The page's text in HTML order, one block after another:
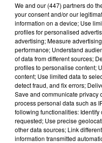
Prénom*
Email*
We and our (447) partnersdo
your consent and/or our
information on a device; Use
profiles for personalised
advertising; Measure
performance; Understand
of data from different sources;
profiles to personalise content;
content; Use limited data to
detect fraud, and fix errors;
Save and communicate privacy
process personal data such as
following functionalities:
requested; Use precise
other data sources; Link
information transmitted